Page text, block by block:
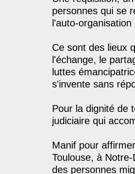
personnes qui se
l'auto-organisation
Ce sont des lieux
l'échange, le
luttes
s'invente sans
Pour la dignité de
judiciaire qui
Manif pour
Toulouse, à
des personnes